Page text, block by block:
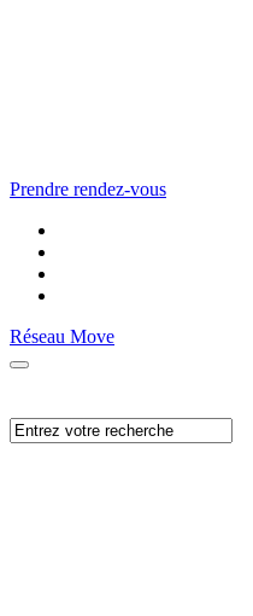
Prendre rendez-vous
Réseau Move